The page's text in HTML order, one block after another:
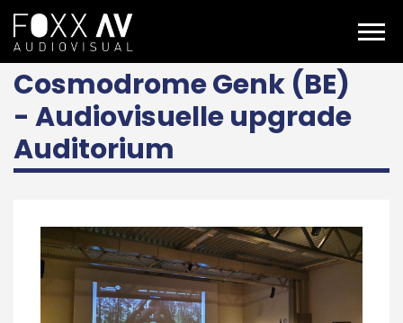
DE
Projekte
Cosmodrome Genk (BE) - AV upgrade Auditorium
Cosmodrome Genk (BE)
- Audiovisuelle upgrade
Auditorium